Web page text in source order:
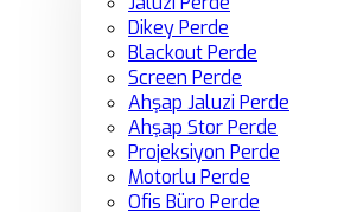
Dikey Perde
Blackout Perde
Screen Perde
Ahşap Jaluzi Perde
Ahşap Stor Perde
Projeksiyon Perde
Motorlu Perde
Ofis Büro Perde